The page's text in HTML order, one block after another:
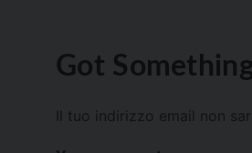
Got
Il tuo indirizzo email non